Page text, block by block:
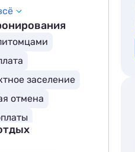
подогревом
пляж
заселение
отмена